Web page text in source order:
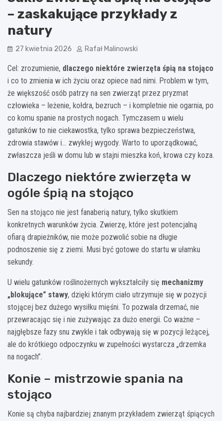
– zaskakujące przykłady z
natury
27 kwietnia 2026 Rafał Malinowski
Cel: zrozumienie, dlaczego niektóre zwierzęta śpią na stojąco
i co to zmienia w ich życiu oraz opiece nad nimi. Problem w tym,
że większość osób patrzy na sen zwierząt przez pryzmat
człowieka – leżenie, kołdra, bezruch – i kompletnie nie ogarnia, po
co komu spanie na prostych nogach. Tymczasem u wielu
gatunków to nie ciekawostka, tylko sprawa bezpieczeństwa,
zdrowia stawów i… zwykłej wygody. Warto to uporządkować,
zwłaszcza jeśli w domu lub w stajni mieszka koń, krowa czy koza.
Dlaczego niektóre zwierzęta w
ogóle śpią na stojąco
Sen na stojąco nie jest fanaberią natury, tylko skutkiem
konkretnych warunków życia. Zwierzę, które jest potencjalną
ofiarą drapieżników, nie może pozwolić sobie na długie
podnoszenie się z ziemi. Musi być gotowe do startu w ułamku
sekundy.
U wielu gatunków roślinożernych wykształciły się mechanizmy
„blokujące” stawy, dzięki którym ciało utrzymuje się w pozycji
stojącej bez dużego wysiłku mięśni. To pozwala drzemać, nie
przewracając się i nie zużywając za dużo energii. Co ważne –
najgłębsze fazy snu zwykle i tak odbywają się w pozycji leżącej,
ale do krótkiego odpoczynku w zupełności wystarcza „drzemka
na nogach”.
Konie – mistrzowie spania na
stojąco
Konie są chyba najbardziej znanym przykładem zwierząt śpiących